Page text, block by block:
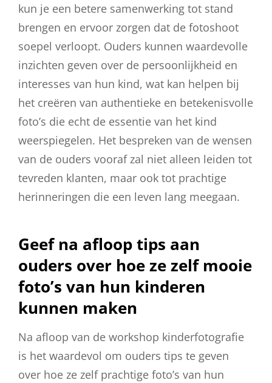
kun je een betere samenwerking tot stand
brengen en ervoor zorgen dat de fotoshoot
soepel verloopt. Ouders kunnen waardevolle
inzichten geven over de persoonlijkheid en
interesses van hun kind, wat kan helpen bij
het creëren van authentieke en betekenisvolle
foto’s die echt de essentie van het kind
weerspiegelen. Het bespreken van de wensen
van de ouders vooraf zal niet alleen leiden tot
tevreden klanten, maar ook tot prachtige
herinneringen die een leven lang meegaan.
Geef na afloop tips aan
ouders over hoe ze zelf mooie
foto’s van hun kinderen
kunnen maken
Na afloop van de workshop kinderfotografie
is het waardevol om ouders tips te geven
over hoe ze zelf prachtige foto’s van hun